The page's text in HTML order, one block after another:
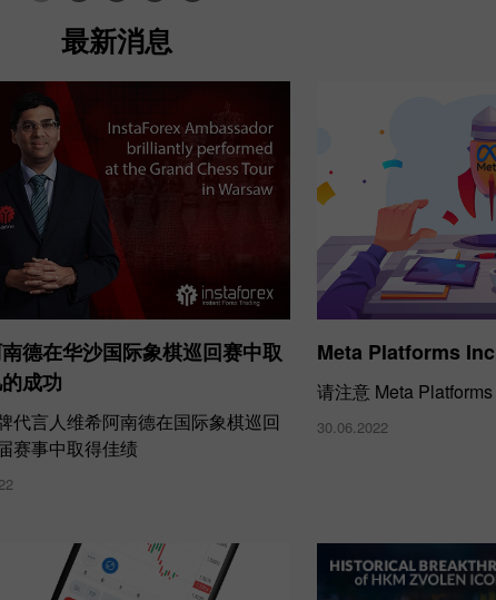
最新消息
德在华沙国际象棋巡回赛中取
成功
代言人维希阿南德在国际象棋巡回
赛事中取得佳绩
Meta Platforms
请注意 Meta
30.06.2022
30% 赠金
InstaForex俱乐部赠金